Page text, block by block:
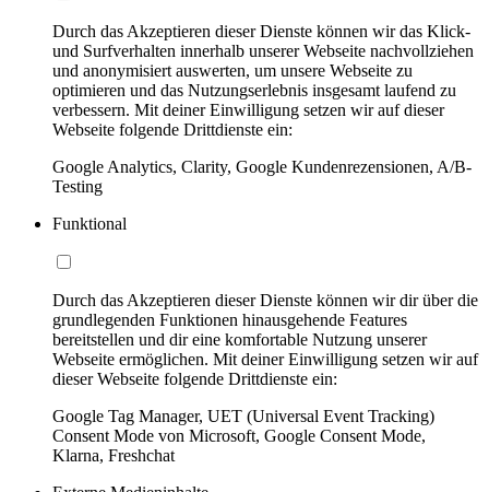
Durch das Akzeptieren dieser Dienste können wir das Klick-
und Surfverhalten innerhalb unserer Webseite nachvollziehen
und anonymisiert auswerten, um unsere Webseite zu
optimieren und das Nutzungserlebnis insgesamt laufend zu
verbessern. Mit deiner Einwilligung setzen wir auf dieser
Webseite folgende Drittdienste ein:
Google Analytics, Clarity, Google Kundenrezensionen, A/B-
Testing
Funktional
Durch das Akzeptieren dieser Dienste können wir dir über die
grundlegenden Funktionen hinausgehende Features
bereitstellen und dir eine komfortable Nutzung unserer
Webseite ermöglichen. Mit deiner Einwilligung setzen wir auf
dieser Webseite folgende Drittdienste ein:
Google Tag Manager, UET (Universal Event Tracking)
Consent Mode von Microsoft, Google Consent Mode,
Klarna, Freshchat